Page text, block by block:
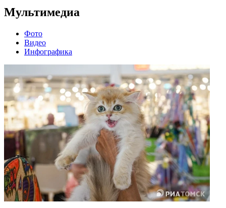
Мультимедиа
Фото
Видео
Инфографика